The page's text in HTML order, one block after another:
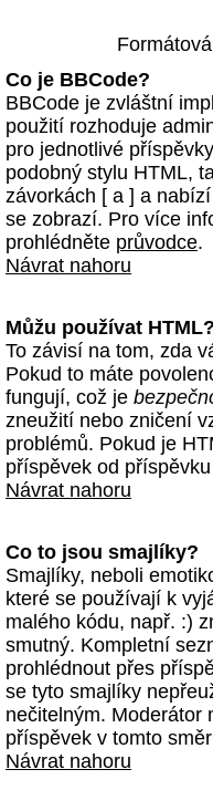
Co je BBCode?
BBCode je zvláštní
použití rozhoduje
pro jednotlivé
podobný stylu HTML,
závorkách [ a ] a
se zobrazí. Pro více
prohlédněte průvodce.
Návrat nahoru
Můžu používat HTML?
To závisí na tom, zda
Pokud to máte
fungují, což je
zneužití nebo zničení
problémů. Pokud je
příspěvek od
Návrat nahoru
Co to jsou smajlíky?
Smajlíky, neboli
které se používají k
malého kódu, např. :)
smutný. Kompletní
prohlédnout přes
se tyto smajlíky
nečitelným. Moderátor
příspěvek v tomto
Návrat nahoru